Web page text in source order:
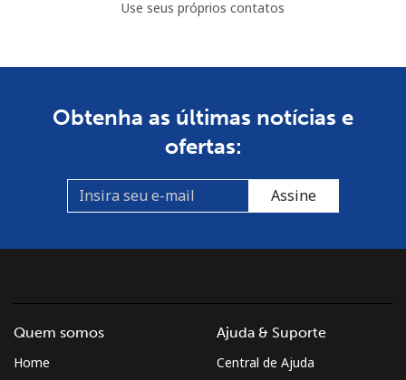
Use seus próprios contatos
Obtenha as últimas notícias e
ofertas:
Assine
Quem somos
Home
Ajuda & Suporte
Central de Ajuda